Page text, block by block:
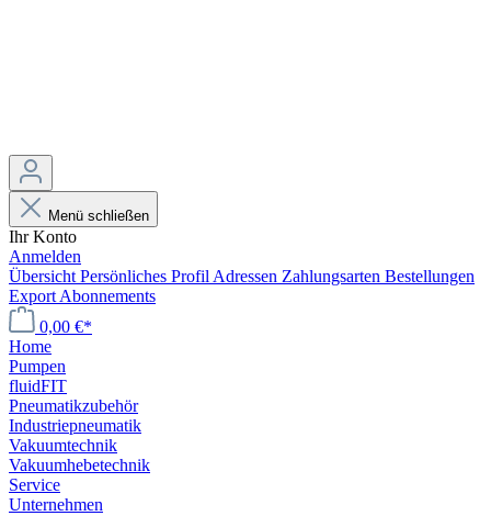
Menü schließen
Ihr Konto
Anmelden
Übersicht Persönliches Profil Adressen Zahlungsarten Bestellungen
Export Abonnements
0,00 €*
Home
Pumpen
fluidFIT
Pneumatikzubehör
Industriepneumatik
Vakuumtechnik
Vakuumhebetechnik
Service
Unternehmen